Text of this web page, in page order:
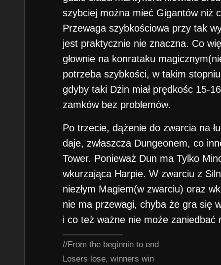
szybciej można mieć Gigantów niż
Przewaga szybkościowa przy tak
jest praktycznie nie znaczna. Co
głownie na konrataku
potrzeba szybkości, w takim
gdyby taki Dżin miał prędkośc 15-
zamków bez problemów.
Po trzecie, dążenie do zwarcia na
daje, zwłaszcza Dungeonem, co
Tower. Ponieważ Dun ma Tylko
wkurzająca Harpie. W zwarciu z
niezłym Magiem(w zwarciu) oraz
nie ma przewagi, chyba że gra się
i co też ważne nie może zaniedbać
//From the beginnin to end
Losers lose, winners win